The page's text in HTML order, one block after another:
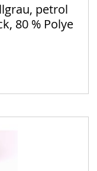
petrol
80 % Polye